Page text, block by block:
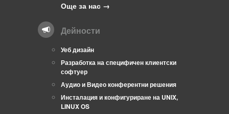
Още за нас →
Дейности
Уеб дизайн
Разработка на специфичен клиентски
софтуер
Аудио и Видео конферентни решения
Инсталация и конфигуриране на UNIX,
LINUX OS